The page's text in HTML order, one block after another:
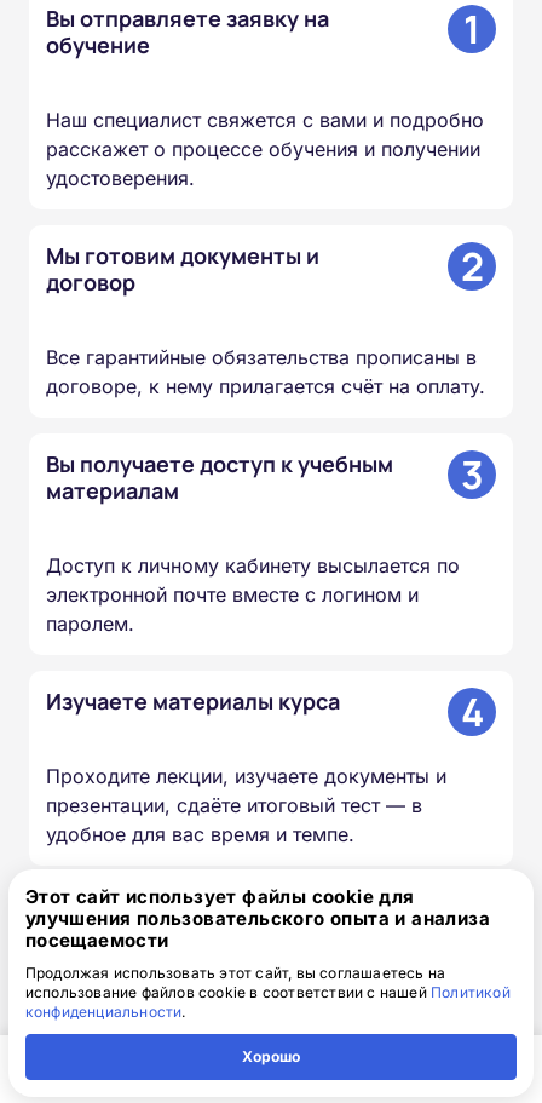
Вы отправляете заявку на
обучение
1
Наш специалист свяжется с вами и подробно
расскажет о процессе обучения и получении
удостоверения.
Мы готовим документы и
договор
2
Все гарантийные обязательства прописаны в
договоре, к нему прилагается счёт на оплату.
Вы получаете доступ к учебным
материалам
3
Доступ к личному кабинету высылается по
электронной почте вместе с логином и
паролем.
Изучаете материалы курса 4
Проходите лекции, изучаете документы и
презентации, сдаёте итоговый тест — в
удобное для вас время и темпе.
Мы вносим сведения в ФИС
ФРДО
5
Информация о выданных удостоверениях и
дипломах передаётся в федеральный реестр в
Этот сайт использует файлы cookie для
улучшения пользовательского опыта и анализа
посещаемости
Продолжая использовать этот сайт, вы соглашаетесь на
использование файлов cookie в соответствии с нашей Политикой
конфиденциальности.
Хорошо